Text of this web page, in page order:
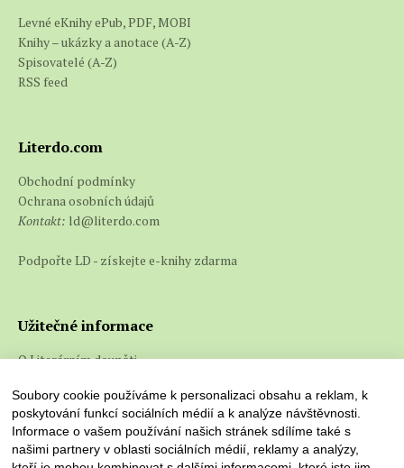
Levné eKnihy ePub, PDF, MOBI
Knihy – ukázky a anotace (A-Z)
Spisovatelé (A-Z)
RSS feed
Literdo.com
Obchodní podmínky
Ochrana osobních údajů
Kontakt: ld@literdo.com
Podpořte LD - získejte e-knihy zdarma
Užitečné informace
O Literárním doupěti
Soubory cookie používáme k personalizaci obsahu a reklam, k
poskytování funkcí sociálních médií a k analýze návštěvnosti.
Informace o vašem používání našich stránek sdílíme také s
našimi partnery v oblasti sociálních médií, reklamy a analýzy,